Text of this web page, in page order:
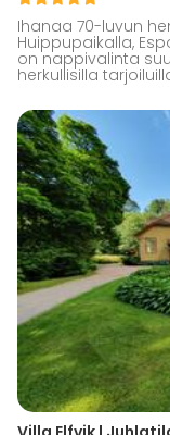
Ihanaa 70-luvun
Huippupaikalla,
on nappivalinta
herkullisilla